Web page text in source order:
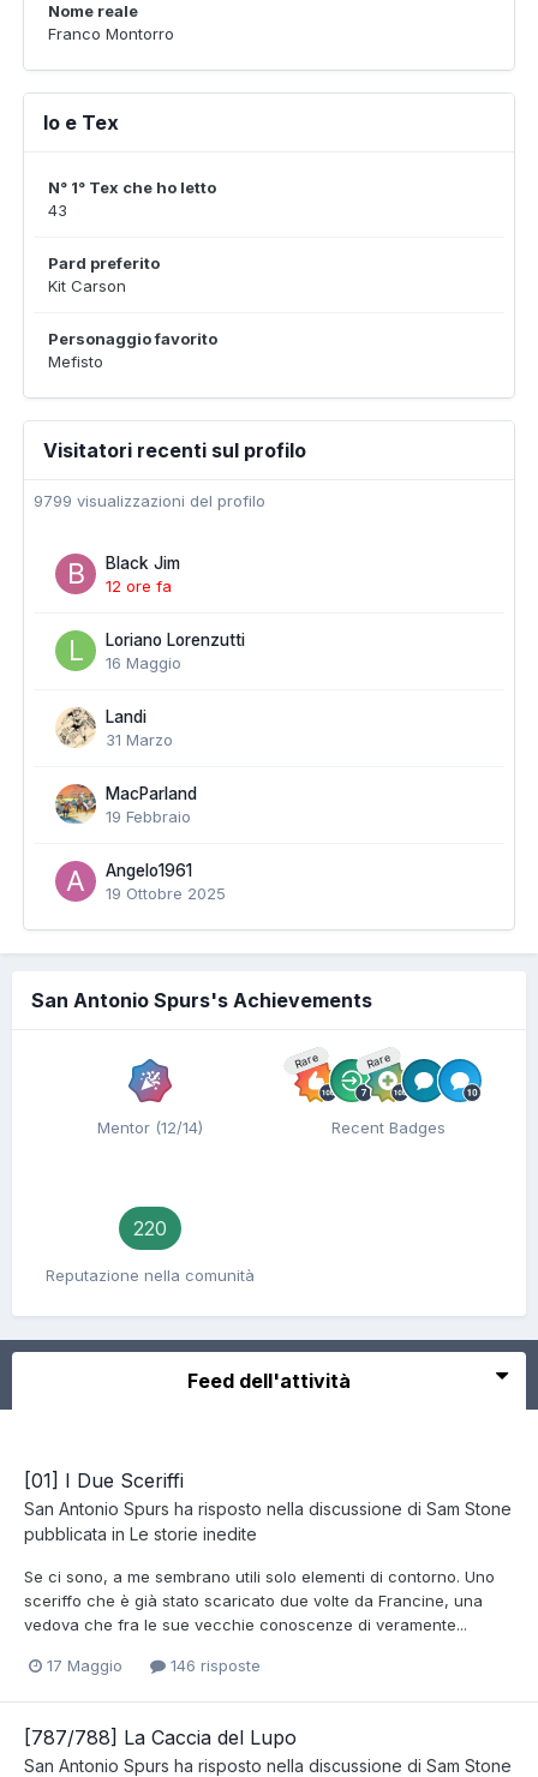
Nome reale
Franco Montorro
Io e Tex
N° 1° Tex che ho letto
43
Pard preferito
Kit Carson
Personaggio favorito
Mefisto
Visitatori recenti sul profilo
9799 visualizzazioni del profilo
Black Jim
12 ore fa
Loriano Lorenzutti
16 Maggio
Landi
31 Marzo
MacParland
19 Febbraio
Angelo1961
19 Ottobre 2025
San Antonio Spurs's Achievements
Mentor (12/14)
Rare Rare
Recent Badges
220
Reputazione nella comunità
Feed dell'attività
[01] I Due Sceriffi
San Antonio Spurs ha risposto nella discussione di Sam Stone
pubblicata in Le storie inedite
Se ci sono, a me sembrano utili solo elementi di contorno. Uno
sceriffo che è già stato scaricato due volte da Francine, una
vedova che fra le sue vecchie conoscenze di veramente...
17 Maggio 146 risposte
[787/788] La Caccia del Lupo
San Antonio Spurs ha risposto nella discussione di Sam Stone